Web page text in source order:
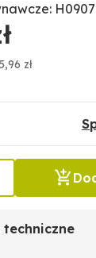
zł
techniczne